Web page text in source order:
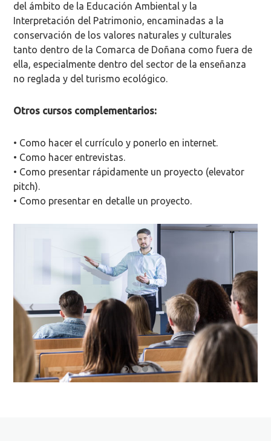
del ámbito de la Educación Ambiental y la
Interpretación del Patrimonio, encaminadas a la
conservación de los valores naturales y culturales
tanto dentro de la Comarca de Doñana como fuera de
ella, especialmente dentro del sector de la enseñanza
no reglada y del turismo ecológico.
Otros cursos complementarios:
• Como hacer el currículo y ponerlo en internet.
• Como hacer entrevistas.
• Como presentar rápidamente un proyecto (elevator
pitch).
• Como presentar en detalle un proyecto.